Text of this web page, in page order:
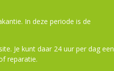
In deze periode is de
Je kunt daar 24 uur per dag een
reparatie.